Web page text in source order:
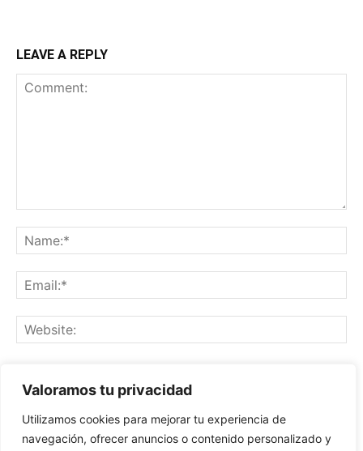
Valoramos tu privacidad
Utilizamos cookies para mejorar tu experiencia de
navegación, ofrecer anuncios o contenido personalizado y
LEAVE A REPLY
next time I comment.